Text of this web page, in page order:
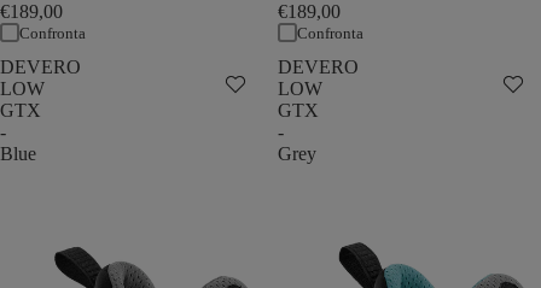
€189,00
Confronta
€189,00
Confronta
DEVERO
LOW
GTX
-
Blue
DEVERO
LOW
GTX
-
Grey